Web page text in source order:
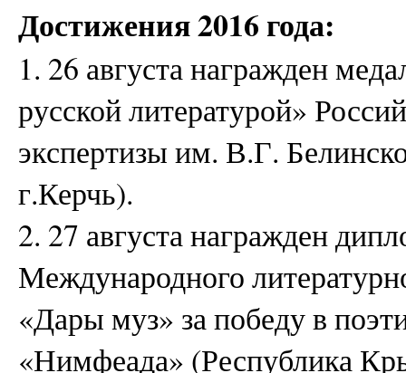
Достижения 2016 года:
1. 26 августа награжден
русской литературой»
экспертизы им. В.Г.
г.Керчь).
2. 27 августа награжден
Международного
«Дары муз» за победу в
«Нимфеада» (Республика